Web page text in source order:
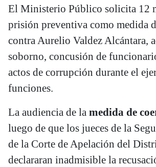
El Ministerio Público solicita 12
prisión preventiva como medida
contra Aurelio Valdez Alcántara,
soborno, concusión de
actos de corrupción durante el
funciones.
La audiencia de la medida de
luego de que los jueces de la
de la Corte de Apelación del
declararan inadmisible la